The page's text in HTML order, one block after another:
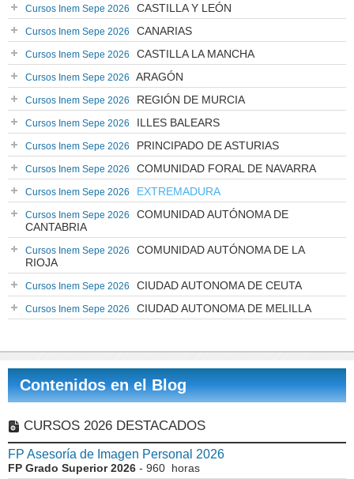
Cursos Inem Sepe 2026 CASTILLA Y LEÓN
Cursos Inem Sepe 2026 CANARIAS
Cursos Inem Sepe 2026 CASTILLA LA MANCHA
Cursos Inem Sepe 2026 ARAGÓN
Cursos Inem Sepe 2026 REGIÓN DE MURCIA
Cursos Inem Sepe 2026 ILLES BALEARS
Cursos Inem Sepe 2026 PRINCIPADO DE ASTURIAS
Cursos Inem Sepe 2026 COMUNIDAD FORAL DE NAVARRA
Cursos Inem Sepe 2026 EXTREMADURA
Cursos Inem Sepe 2026
COMUNIDAD AUTÓNOMA DE
CANTABRIA
Cursos Inem Sepe 2026
COMUNIDAD AUTÓNOMA DE LA
RIOJA
Cursos Inem Sepe 2026 CIUDAD AUTONOMA DE CEUTA
Cursos Inem Sepe 2026 CIUDAD AUTONOMA DE MELILLA
Contenidos en el Blog
CURSOS 2026 DESTACADOS
FP Asesoría de Imagen Personal 2026
FP Grado Superior 2026 - 960 horas